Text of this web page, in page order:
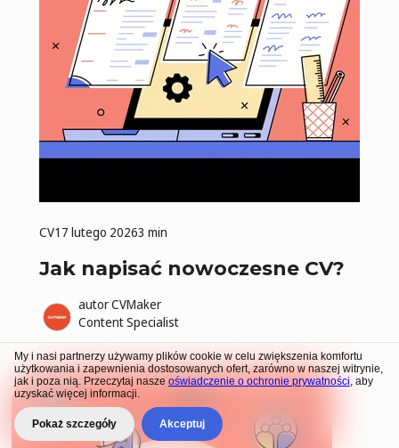
My i nasi partnerzy używamy plików cookie w celu zwiększenia komfortu
użytkowania i zapewnienia dostosowanych ofert, zarówno w naszej witrynie,
jak i poza nią. Przeczytaj nasze oświadczenie o ochronie prywatności, aby
uzyskać więcej informacji.
Pokaż szczegóły Akceptuj
Jak napisać nowoczesne CV?
CV17 lutego 20263 min
autorCVMaker
Content Specialist